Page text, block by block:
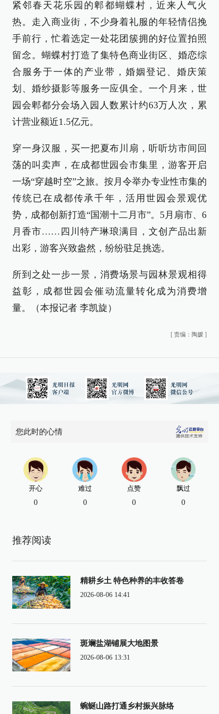
紧邻春天花乐园的郫都蝴蝶村，近来人气火
热。走入商业街，不少身着礼服的年轻情侣挽
手前行，忙着选定一处花团簇拥的好位置拍照
留念。蝴蝶村打造了集特色商业街区、婚恋综
合服务于一体的产业带，婚姻登记、婚庆策
划、婚纱摄影等服务一应俱全。一个月来，世
园会郫都分会场入园人数累计约63万人次，累
计营业额近1.5亿元。
穿一身汉服，买一把夏布川扇，听听坊市间回
荡的叫卖声，在成都世园会市集里，游客开启
一场“穿越时空”之旅。按月令举办专业性市集的
传统已在成都传承千年，活用世园会景观优
势，成都创新打造“国潮十二月市”。5月扇市、6
月香市……四川特产琳琅满目，文创产品出新
出彩，游客兴致盎然，纷纷驻足挑选。
所到之处一步一景，消费场景与园林景观相得
益彰，成都世园会催动流量转化成为消费增
量。（本报记者 李凯旋）
[ 责编：陶媛 ]
您此时的心情
开心
0
难过
0
点赞
0
飘过
0
推荐阅读
精耕乡土 特色种养的丰收答卷
2026-08-06 14:41
斑斓盐湖铺展大地图景
2026-08-06 13:31
蜿蜒山路打通乡村振兴脉络